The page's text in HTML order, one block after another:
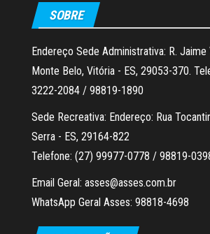
SOBRE
Endereço Sede Administrativa: R. Jaime
Monte Belo, Vitória - ES, 29053-370.
3222-2084 / 98819-1890
Sede Recreativa: Endereço: Rua
Serra - ES, 29164-822
Telefone: (27) 99977-0778 / 98819-
Email Geral: asses@asses.com.br
WhatsApp Geral Asses: 98818-4698